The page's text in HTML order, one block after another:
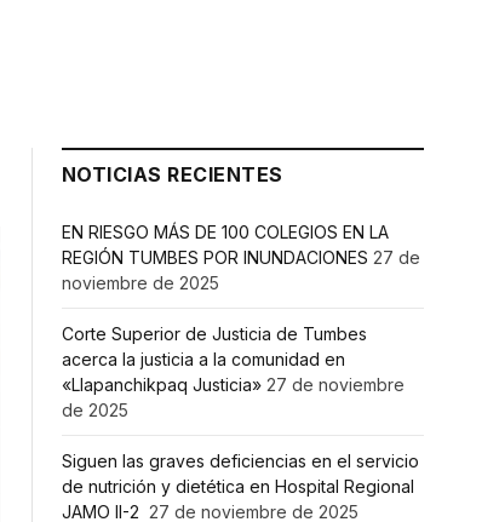
NOTICIAS RECIENTES
EN RIESGO MÁS DE 100 COLEGIOS EN LA
REGIÓN TUMBES POR INUNDACIONES 27 de
noviembre de 2025
Corte Superior de Justicia de Tumbes
acerca la justicia a la comunidad en
«Llapanchikpaq Justicia» 27 de noviembre
de 2025
Siguen las graves deficiencias en el servicio
de nutrición y dietética en Hospital Regional
JAMO II-2 27 de noviembre de 2025